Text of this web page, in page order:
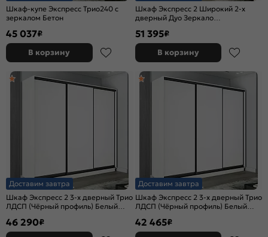
Шкаф-купе Экспресс Трио240 с
зеркалом Бетон
45 037₽
В корзину
Шкаф Экспресс 2 Широкий 2-х
дверный Дуо Зеркало
1800*2400*600
51 395₽
В корзину
Доставим завтра
Шкаф Экспресс 2 3-х дверный Трио
ЛДСП (Чёрный профиль) Белый
46 290₽
Доставим завтра
Шкаф Экспресс 2 3-х дверный Трио
ЛДСП (Чёрный профиль) Белый
42 465₽